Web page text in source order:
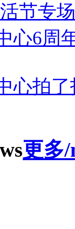
节专
心6周
心拍
更多